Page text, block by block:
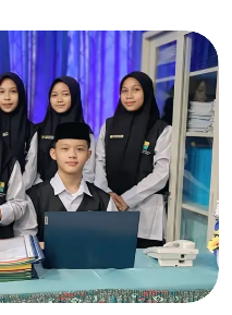
Digital (Digital
melalui internet […]